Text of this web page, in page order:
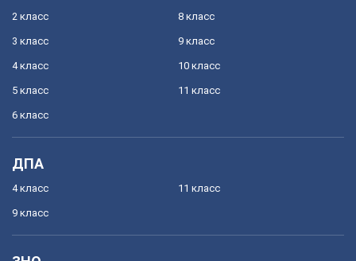
2 класс
3 класс
4 класс
5 класс
6 класс
8 класс
9 класс
10 класс
11 класс
ДПА
4 класс
9 класс
11 класс